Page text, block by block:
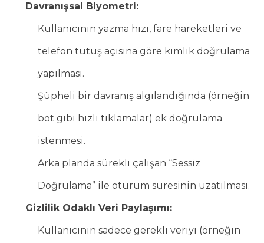
Davranışsal Biyometri:
Kullanıcının yazma hızı, fare hareketleri ve
telefon tutuş açısına göre kimlik doğrulama
yapılması.
Şüpheli bir davranış algılandığında (örneğin
bot gibi hızlı tıklamalar) ek doğrulama
istenmesi.
Arka planda sürekli çalışan “Sessiz
Doğrulama” ile oturum süresinin uzatılması.
Gizlilik Odaklı Veri Paylaşımı:
Kullanıcının sadece gerekli veriyi (örneğin